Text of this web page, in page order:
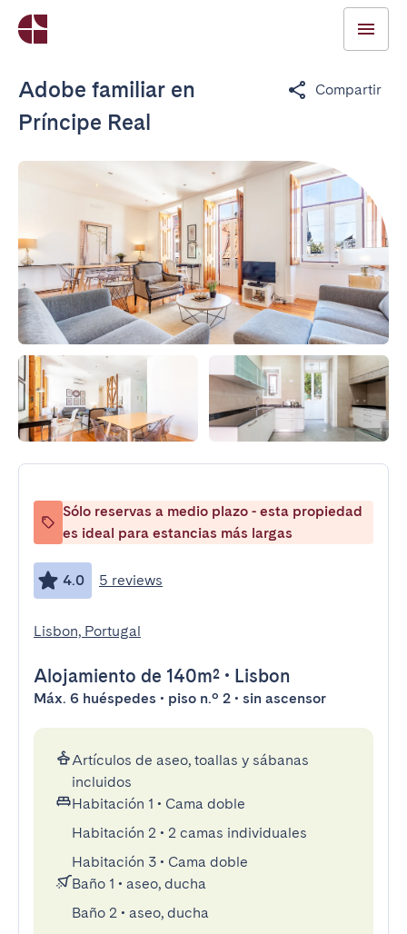
Adobe familiar en
Príncipe Real
Compartir
Sólo reservas a medio plazo - esta propiedad
es ideal para estancias más largas
4.0 5 reviews
Lisbon, Portugal
Alojamiento de 140m² • Lisbon
Máx. 6 huéspedes • piso n.º 2 • sin ascensor
Artículos de aseo, toallas y sábanas
incluidos
Habitación 1 • Cama doble
Habitación 2 • 2 camas individuales
Habitación 3 • Cama doble
Baño 1 • aseo, ducha
Baño 2 • aseo, ducha